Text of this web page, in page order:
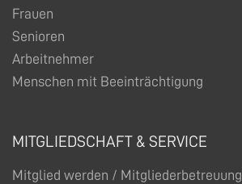
Frauen
Senioren
Arbeitnehmer
Menschen mit Beeinträchtigung
MITGLIEDSCHAFT & SERVICE
Mitglied werden / Mitgliederbetreuung